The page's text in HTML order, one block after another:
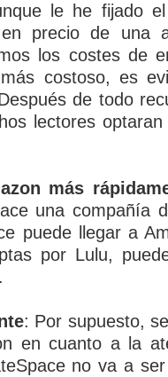
le he fijado
precio de una
los costes de
costoso, es
de todo
lectores
más
una compañía
puede llegar a
por Lulu,
: Por supuesto,
en cuanto a la
no va a